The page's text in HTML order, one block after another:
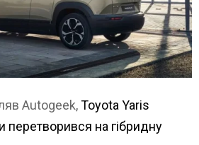
Autogeek,Toyota Yaris
на гібридну